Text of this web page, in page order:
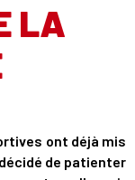
LA
ont déjà mis
de patienter